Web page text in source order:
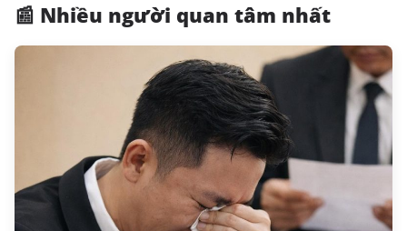
📰 Nhiều người quan tâm nhất